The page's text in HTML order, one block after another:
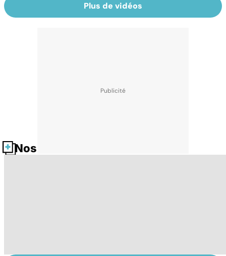
Plus de vidéos
Nos fiches santé